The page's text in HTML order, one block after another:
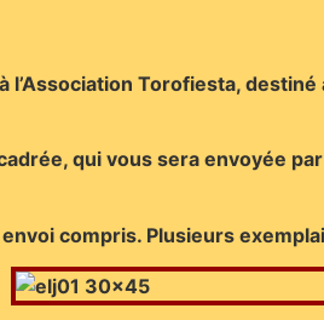
l’Association Torofiesta,
qui vous sera envoyée
compris. Plusieurs